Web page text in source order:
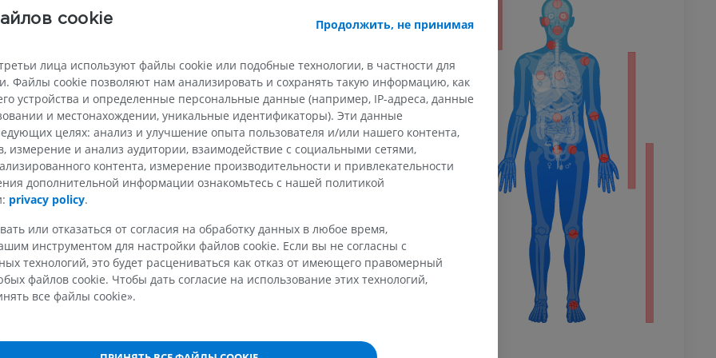
мышца головы
головы
головы
позвоночник
мышцы
МРТ верхней
ПРЕМИУМ
МРТ плечевого сустава
MPT
ПРЕМИУМ
МРТ запястья
MPT
МРТ локтевого сустава
MPT
ПРЕМИУМ
MPT
Иллюстрации
Рентгенография
нижней конечности
Рентгенограммы
БЕСПЛАТНО
МРТ нижней конечности
Hip MRI
MPT
ПРЕМИУМ
MPT
cookie Продолжить, не принимая
лица используют файлы cookie или подобные технологии, в частности для
Файлы cookie позволяют нам анализировать и сохранять такую информацию, как
устройства и определенные персональные данные (например, IP-адреса, данные
и местонахождении, уникальные идентификаторы). Эти данные
целях: анализ и улучшение опыта пользователя и/или нашего контента,
измерение и анализ аудитории, взаимодействие с социальными сетями,
контента, измерение производительности и привлекательности
дополнительной информации ознакомьтесь с нашей политикой
privacy policy.
или отказаться от согласия на обработку данных в любое время,
инструментом для настройки файлов cookie. Если вы не согласны с
технологий, это будет расцениваться как отказ от имеющего правомерный
файлов cookie. Чтобы дать согласие на использование этих технологий,
все файлы cookie».